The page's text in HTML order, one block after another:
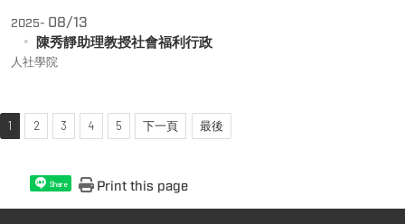
2025- 08/13
陳秀靜助理教授社會福利行政
人社學院
1 2 3 4 5 下一頁 最後
Share Print this page